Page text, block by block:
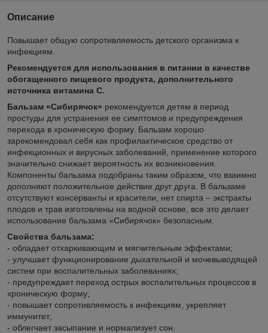
Описание
Повышает общую сопротивляемость детского организма к
инфекциям.
Рекомендуется для использования в питании в качестве
обогащенного пищевого продукта, дополнительного
источника витамина С.
Бальзам «Сибирячок» рекомендуется детям в период
простуды для устранения ее симптомов и предупреждения
перехода в хроническую форму. Бальзам хорошо
зарекомендовал себя как профилактическое средство от
инфекционных и вирусных заболеваний, применение которого
значительно снижает вероятность их возникновения.
Компоненты бальзама подобраны таким образом, что взаимно
дополняют положительное действие друг друга. В бальзаме
отсутствуют консерванты и красители, нет спирта – экстракты
плодов и трав изготовлены на водной основе, все это делает
использование бальзама «Сибирячок» безопасным.
Свойства бальзама:
- обладает отхаркивающим и мягчительным эффектами;
- улучшает функционирование дыхательной и мочевыводящей
систем при воспалительных заболеваниях;
- предупреждает переход острых воспалительных процессов в
хроническую форму;
- повышает сопротивляемость к инфекциям, укрепляет
иммунитет;
- облегчает засыпание и нормализует сон.